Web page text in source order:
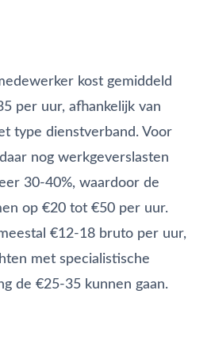
kost gemiddeld
per uur, afhankelijk van
type dienstverband. Voor
nog werkgeverslasten
30-40%, waardoor de
op €20 tot €50 per uur.
€12-18 bruto per uur,
met specialistische
de €25-35 kunnen gaan.